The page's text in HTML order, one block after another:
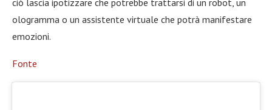
ciò lascia ipotizzare che potrebbe trattarsi di un robot, un
ologramma o un assistente virtuale che potrà manifestare
emozioni.
Fonte